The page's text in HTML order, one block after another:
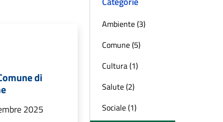
di
2025
Ambiente (3)
Comune (5)
Cultura (1)
Salute (2)
Sociale (1)